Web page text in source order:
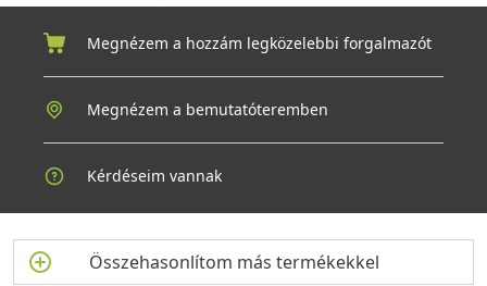
Megnézem a hozzám legközelebbi forgalmazót
Megnézem a bemutatóteremben
Kérdéseim vannak
Összehasonlítom más termékekkel